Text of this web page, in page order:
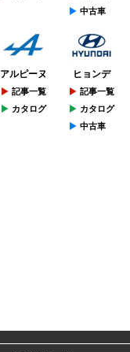
中古車
アルピーヌ
記事一覧
カタログ
ヒョンデ
記事一覧
カタログ
中古車